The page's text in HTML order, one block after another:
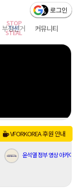
부정선거 커뮤니티
윤석열 정부 영상 아카